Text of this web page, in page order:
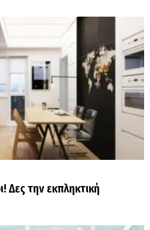
την εκπληκτική